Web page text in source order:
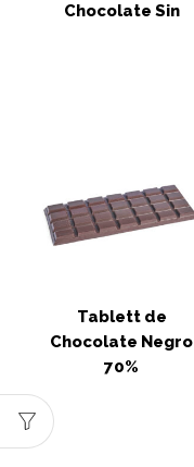
Chocolate Sin
Tablett de
Chocolate Negro
70%